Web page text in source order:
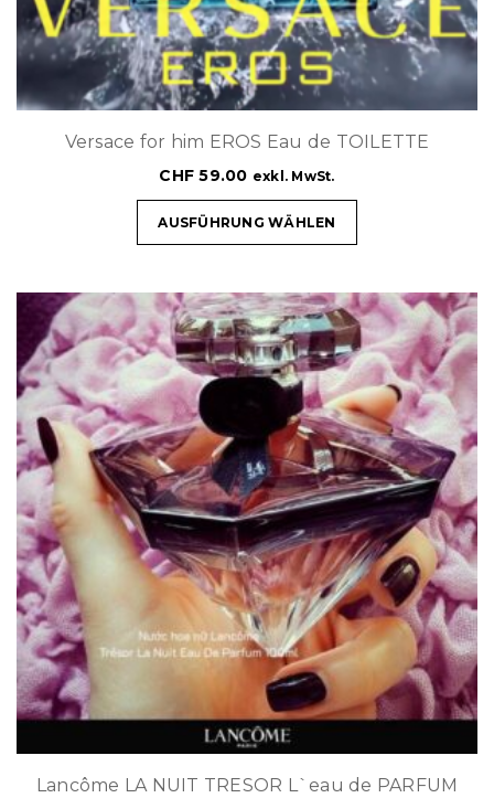
Versace for him EROS Eau de TOILETTE
CHF 59.00 exkl. MwSt.
AUSFÜHRUNG WÄHLEN
Lancôme LA NUIT TRESOR L`eau de PARFUM